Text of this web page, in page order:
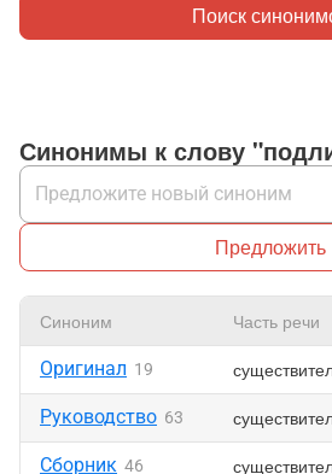
Поиск
Синонимы к слову
Предложить
Синоним Часть речи
Оригинал 19
Руководство 63
Сборник 46